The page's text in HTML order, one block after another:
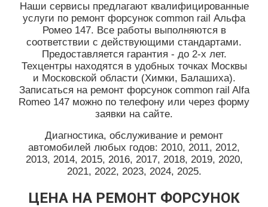
Наши сервисы предлагают квалифицированные
услуги по ремонт форсунок common rail Альфа
Ромео 147. Все работы выполняются в
соответствии с действующими стандартами.
Предоставляется гарантия - до 2-х лет.
Техцентры находятся в удобных точках Москвы
и Московской области (Химки, Балашиха).
Записаться на ремонт форсунок common rail Alfa
Romeo 147 можно по телефону или через форму
заявки на сайте.
Диагностика, обслуживание и ремонт
автомобилей любых годов: 2010, 2011, 2012,
2013, 2014, 2015, 2016, 2017, 2018, 2019, 2020,
2021, 2022, 2023, 2024, 2025.
ЦЕНА НА РЕМОНТ ФОРСУНОК